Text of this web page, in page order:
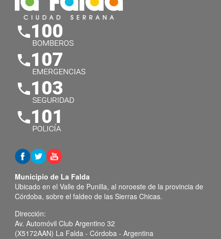
Municipio de La Falda
Ubicado en el Valle de Punilla, al noroeste de la provincia de
Córdoba, sobre el faldeo de las Sierras Chicas.
Dirección:
Av. Automóvil Club Argentino 32
(X5172AAN) La Falda - Córdoba - Argentina